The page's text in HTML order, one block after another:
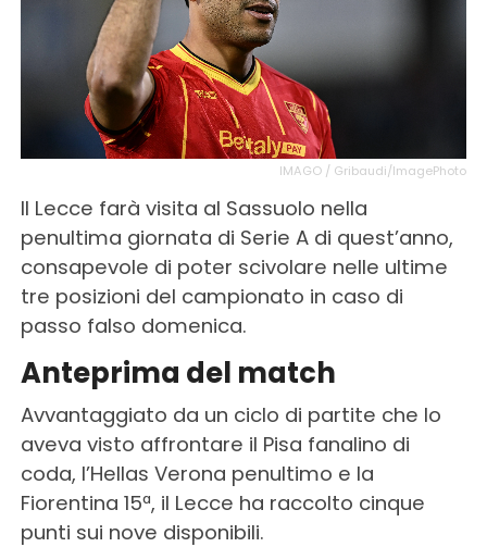
IMAGO / Gribaudi/ImagePhoto
Il Lecce farà visita al Sassuolo nella
penultima giornata di Serie A di quest’anno,
consapevole di poter scivolare nelle ultime
tre posizioni del campionato in caso di
passo falso domenica.
Anteprima del match
Avvantaggiato da un ciclo di partite che lo
aveva visto affrontare il Pisa fanalino di
coda, l’Hellas Verona penultimo e la
Fiorentina 15ª, il Lecce ha raccolto cinque
punti sui nove disponibili.